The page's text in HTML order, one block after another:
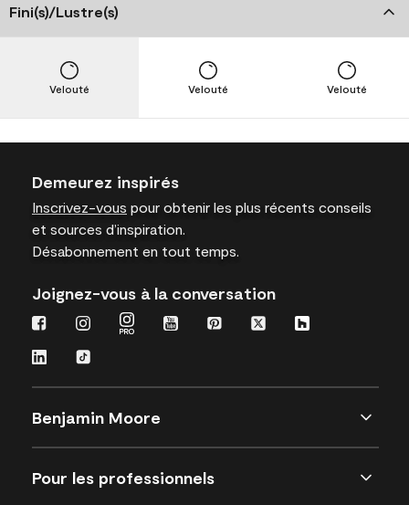
Fini(s)/Lustre(s)
Velouté Velouté Velouté
Demeurez inspirés
Inscrivez-vous pour obtenir les plus récents conseils
et sources d’inspiration.
Désabonnement en tout temps.
Joignez-vous à la conversation
Benjamin Moore
Pour les professionnels